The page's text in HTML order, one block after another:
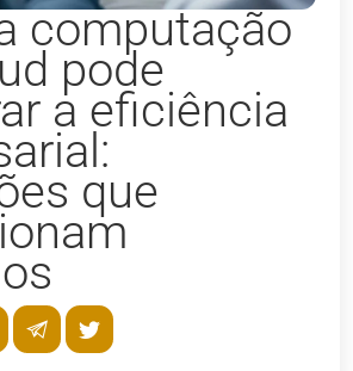
computação
pode
a eficiência
que